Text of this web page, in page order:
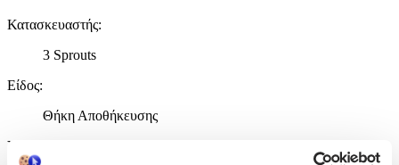
Κατασκευαστής:
3 Sprouts
Είδος:
Θήκη Αποθήκευσης
Υλικό